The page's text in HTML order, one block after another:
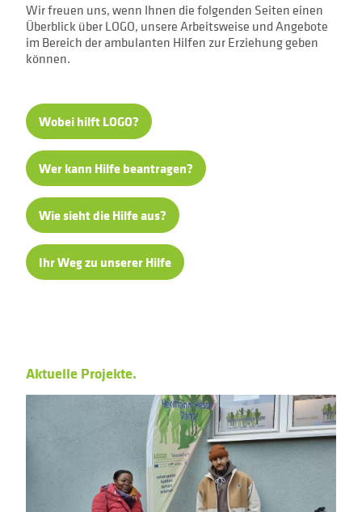
Wir freuen uns, wenn Ihnen die folgenden Seiten einen
Überblick über LOGO, unsere Arbeitsweise und Angebote
im Bereich der ambulanten Hilfen zur Erziehung geben
können.
Wobei hilft LOGO?
Wer kann Hilfe beantragen?
Wie sieht die Hilfe aus?
Ihr Weg zu unserer Hilfe
Aktuelle Projekte.